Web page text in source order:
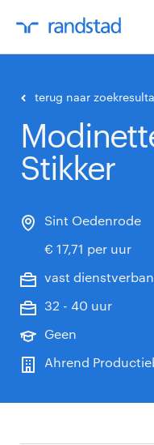
terug naar
Stikker
Sint Oedenrode
€ 17,71 per uur
vast
32 - 40 uur
Geen
Ahrend